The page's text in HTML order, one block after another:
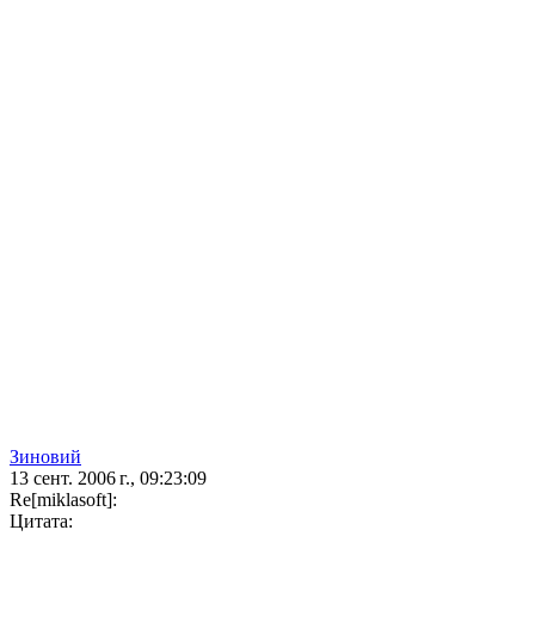
Зиновий
13 сент. 2006 г., 09:23:09
Re[miklasoft]:
Цитата: